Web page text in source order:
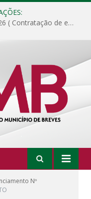
DISPENSA DE LICITAÇÃO Nº 003/2026 ( Contratação de empresa para fornecimento de gêneros alimentícios não perecíveis, materiais de expediente, descartáveis, copa e cozinha, para análise e posterior publicação.)
Nº